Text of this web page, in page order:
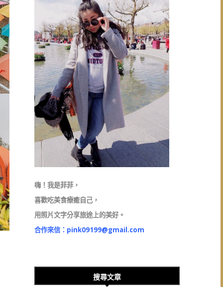
嗨！我是菲菲，
喜歡吃美食療癒自己，
用照片文字分享旅途上的美好。
合作來信： pink09199@gmail.com
搜尋文章